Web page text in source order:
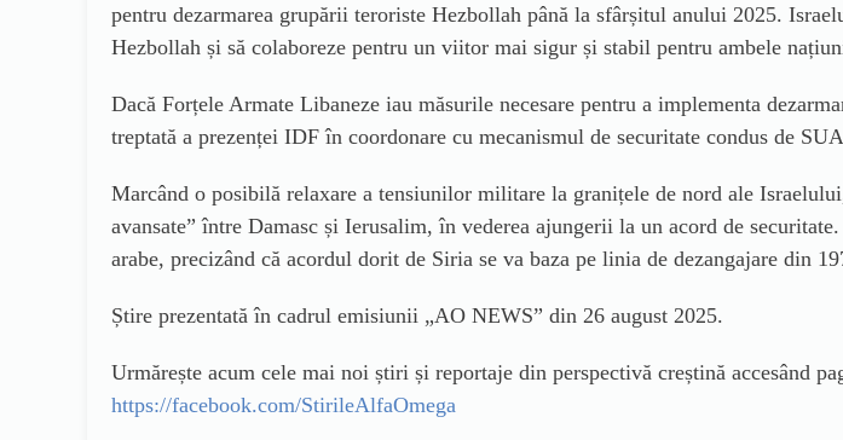
pentru dezarmarea grupării teroriste Hezbollah până la sfârșitul anului 2025.
Hezbollah și să colaboreze pentru un viitor mai sigur și stabil pentru ambele
Dacă Forțele Armate Libaneze iau măsurile necesare pentru a implementa
treptată a prezenței IDF în coordonare cu mecanismul de securitate condus de
Marcând o posibilă relaxare a tensiunilor militare la granițele de nord ale
avansate” între Damasc și Ierusalim, în vederea ajungerii la un acord de
arabe, precizând că acordul dorit de Siria se va baza pe linia de dezangajare din
Știre prezentată în cadrul emisiunii „AO NEWS” din 26 august 2025.
Urmărește acum cele mai noi știri și reportaje din perspectivă creștină accesând
https://facebook.com/StirileAlfaOmega